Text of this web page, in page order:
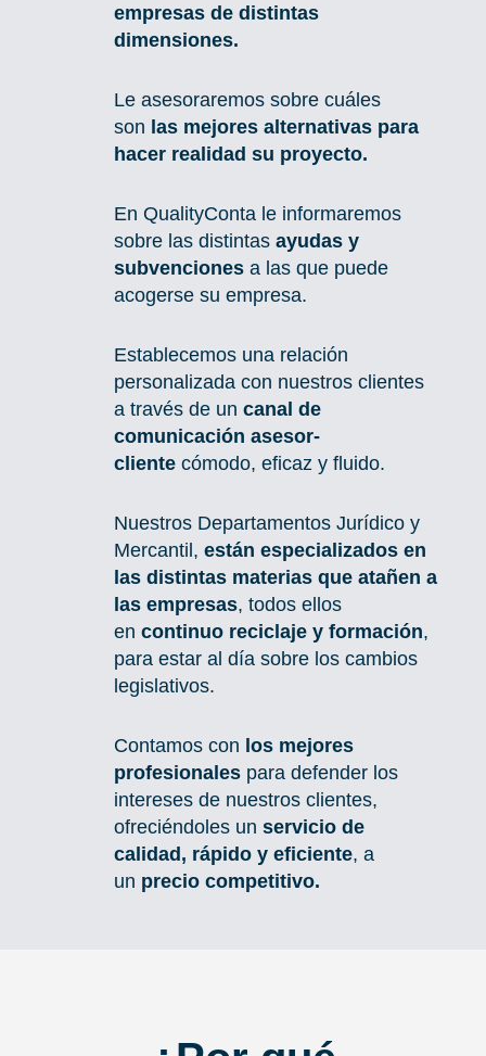
empresas de distintas
dimensiones.
Le asesoraremos sobre cuáles
son las mejores alternativas para
hacer realidad su proyecto.
En QualityConta le informaremos
sobre las distintas ayudas y
subvenciones a las que puede
acogerse su empresa.
Establecemos una relación
personalizada con nuestros clientes
a través de un canal de
comunicación asesor-
cliente cómodo, eficaz y fluido.
Nuestros Departamentos Jurídico y
Mercantil, están especializados en
las distintas materias que atañen a
las empresas, todos ellos
en continuo reciclaje y formación,
para estar al día sobre los cambios
legislativos.
Contamos con los mejores
profesionales para defender los
intereses de nuestros clientes,
ofreciéndoles un servicio de
calidad, rápido y eficiente, a
un precio competitivo.